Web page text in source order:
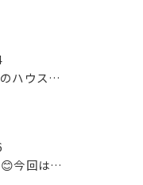
🏠✨西尾市でのハウスクリーニングなら、私たち「あらいぐま」に...
こんにちは！😊今回はリペア補修についてのご案内です。